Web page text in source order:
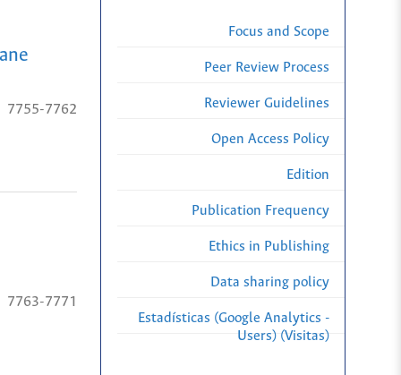
7755-7762
7763-7771
Focus and Scope
Peer Review Process
Reviewer Guidelines
Open Access Policy
Edition
Publication Frequency
Ethics in Publishing
Data sharing policy
Estadísticas (Google Analytics -
Users) (Visitas)